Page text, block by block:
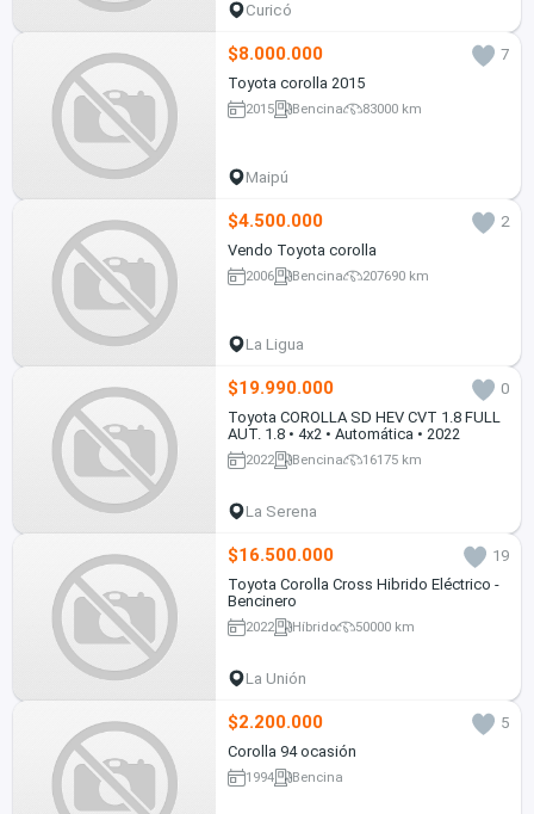
Curicó
$8.000.000
7
Toyota corolla 2015
2015 Bencina 83000 km
Maipú
$4.500.000
2
Vendo Toyota corolla
2006 Bencina 207690 km
La Ligua
$19.990.000
0
Toyota COROLLA SD HEV CVT 1.8 FULL
AUT. 1.8 • 4x2 • Automática • 2022
2022 Bencina 16175 km
La Serena
$16.500.000
19
Toyota Corolla Cross Hibrido Eléctrico -
Bencinero
2022 Híbrido 50000 km
La Unión
$2.200.000
5
Corolla 94 ocasión
1994 Bencina